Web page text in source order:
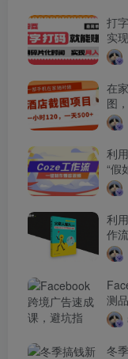
打
实
在
图
利
“假
利
作
测
单
冬